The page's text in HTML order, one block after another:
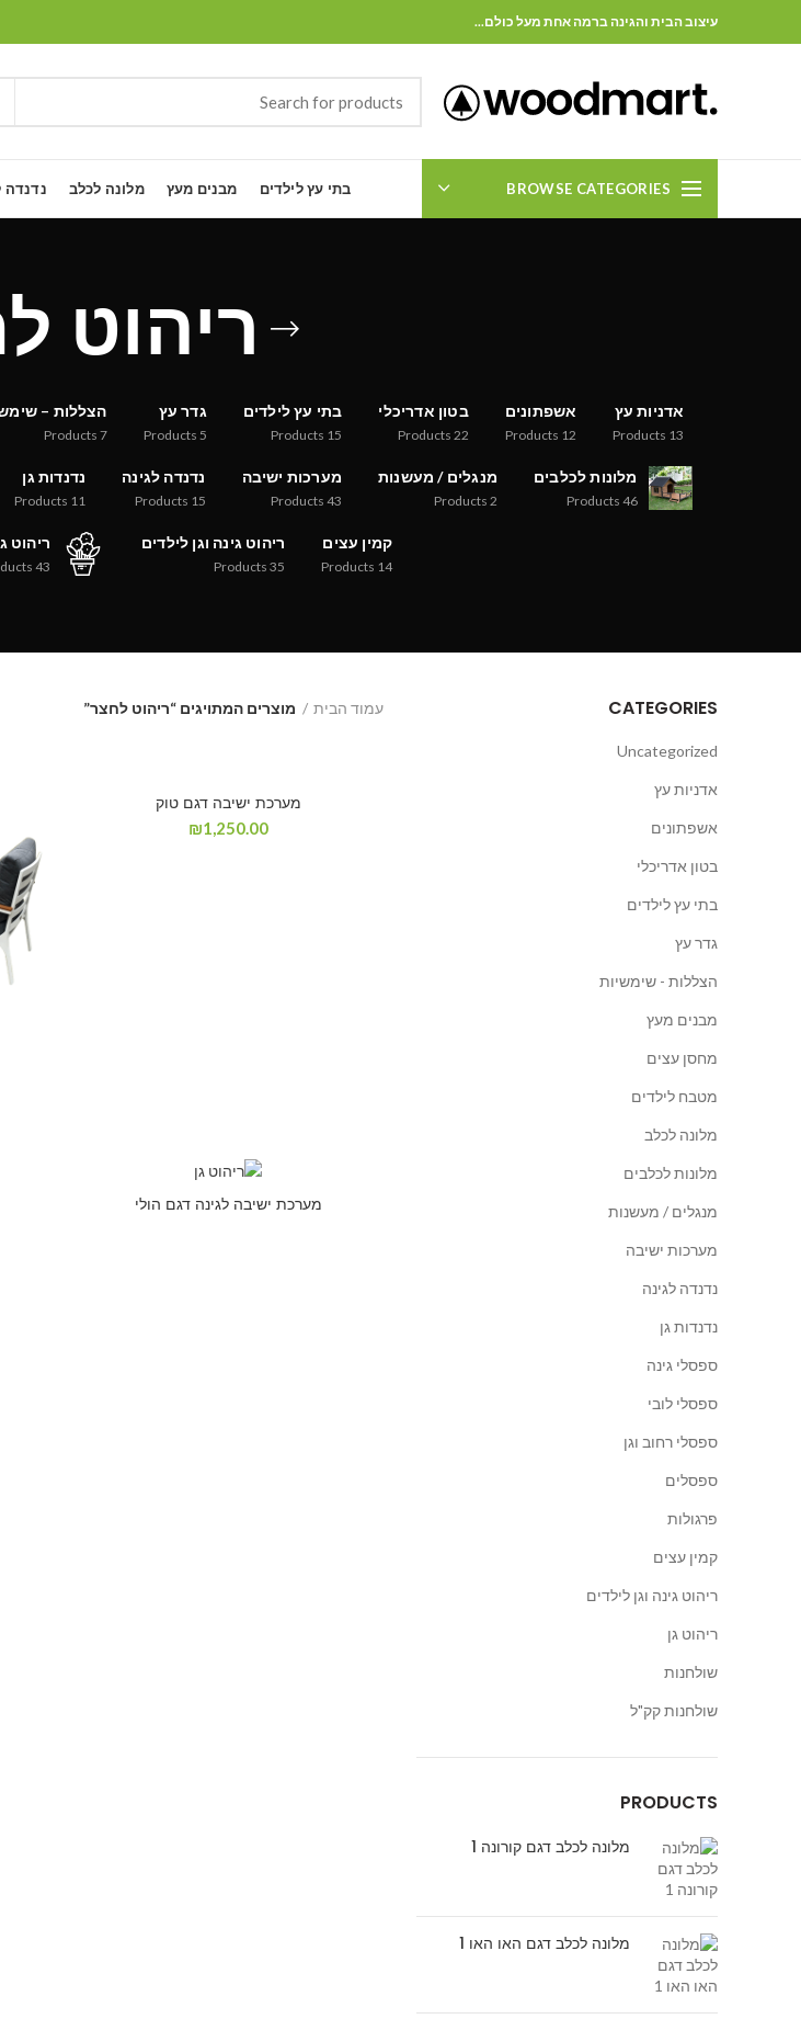
עיצוב הבית והגינה ברמה אחת מעל כולם...
BROWSE CATEGORIES בתי עץ לילדים מבנים מעץ מלונה לכלב נדנדה
ריהוט
אדניות עץ
13
Products
אשפתונים
12
Products
בטון אדריכלי
22
Products
בתי עץ לילדים
15
Products
גדר עץ
5
Products
הצללות –
7
Products
מלונות לכלבים
46
Products
מנגלים / מעשנות
2
Products
מערכות ישיבה
43
Products
נדנדה לגינה
15
Products
נדנדות גן
11
Products
קמין עצים
14
Products
ריהוט גינה וגן לילדים
35
Products
ריהוט
43
CATEGORIES
Uncategorized
אדניות עץ
אשפתונים
בטון אדריכלי
בתי עץ לילדים
גדר עץ
הצללות - שימשיות
מבנים מעץ
מחסן עצים
מטבח לילדים
מלונה לכלב
מלונות לכלבים
מנגלים / מעשנות
מערכות ישיבה
נדנדה לגינה
נדנדות גן
ספסלי גינה
ספסלי לובי
ספסלי רחוב וגן
ספסלים
פרגולות
קמין עצים
ריהוט גינה וגן לילדים
ריהוט גן
שולחנות
שולחנות קק"ל
PRODUCTS
מלונה לכלב דגם קורונה 1
מלונה לכלב דגם האו האו 1
עמוד הבית מוצרים המתויגים “ריהוט לחצר”
מערכת ישיבה דגם טוק
₪1,250.00
מערכת ישיבה לגינה דגם הולי